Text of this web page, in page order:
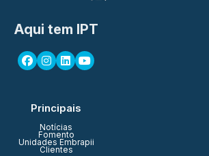
Aqui tem IPT
Principais
Notícias
Fomento
Unidades Embrapii
Clientes